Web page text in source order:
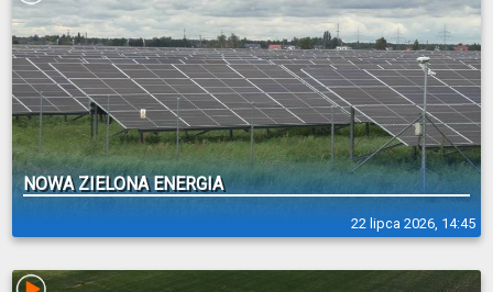
22 lipca 2026, 14:45
NOWA ZIELONA ENERGIA